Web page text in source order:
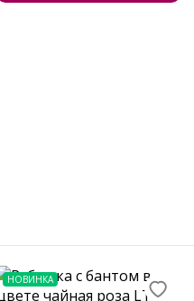
НОВИНКА